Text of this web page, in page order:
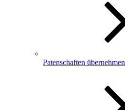
Patenschaften übernehmen